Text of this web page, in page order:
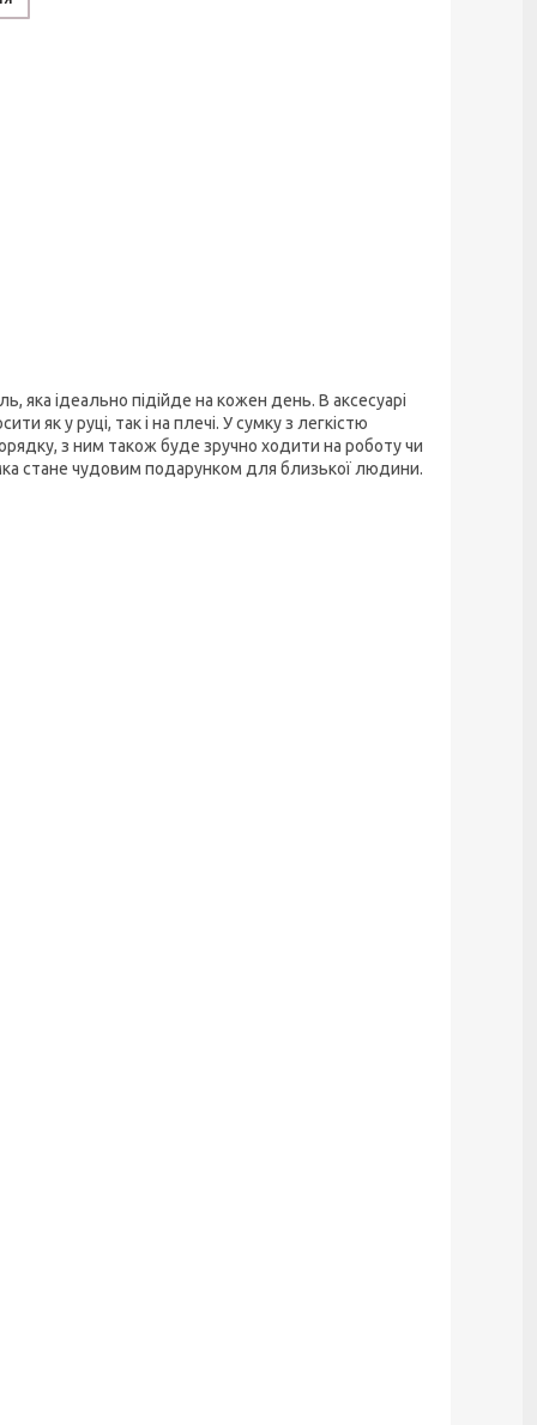
яка ідеально підійде на кожен день. В аксесуарі
як у руці, так і на плечі. У сумку з легкістю
з ним також буде зручно ходити на роботу чи
стане чудовим подарунком для близької людини.